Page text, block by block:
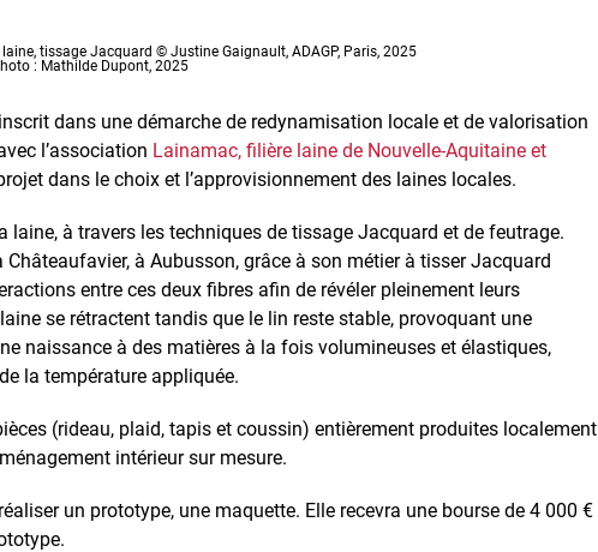
laine, tissage Jacquard © Justine Gaignault, ADAGP, Paris, 2025
: Mathilde Dupont, 2025
dans une démarche de redynamisation locale et de valorisation
l’association Lainamac, filière laine de Nouvelle-Aquitaine et
dans le choix et l’approvisionnement des laines locales.
laine, à travers les techniques de tissage Jacquard et de feutrage.
à Aubusson, grâce à son métier à tisser Jacquard
entre ces deux fibres afin de révéler pleinement leurs
se rétractent tandis que le lin reste stable, provoquant une
naissance à des matières à la fois volumineuses et élastiques,
la température appliquée.
(rideau, plaid, tapis et coussin) entièrement produites localement
intérieur sur mesure.
un prototype, une maquette. Elle recevra une bourse de 4 000 €